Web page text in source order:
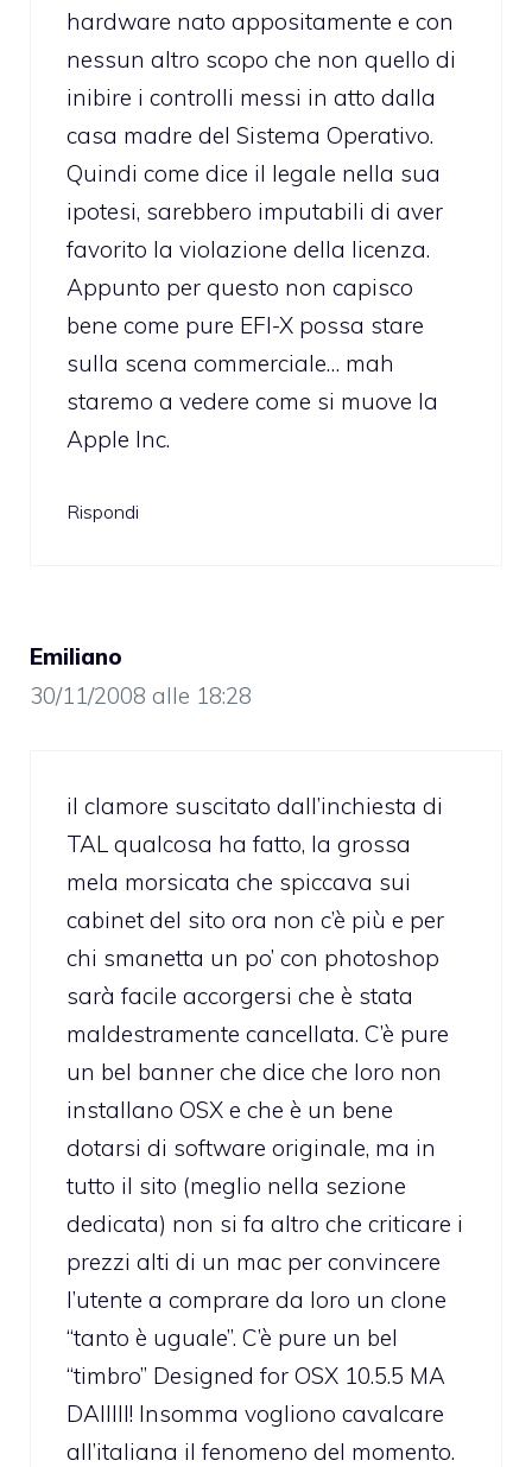
hardware nato appositamente e con
nessun altro scopo che non quello di
inibire i controlli messi in atto dalla
casa madre del Sistema Operativo.
Quindi come dice il legale nella sua
ipotesi, sarebbero imputabili di aver
favorito la violazione della licenza.
Appunto per questo non capisco
bene come pure EFI-X possa stare
sulla scena commerciale… mah
staremo a vedere come si muove la
Apple Inc.
Rispondi
Emiliano
30/11/2008 alle 18:28
il clamore suscitato dall’inchiesta di
TAL qualcosa ha fatto, la grossa
mela morsicata che spiccava sui
cabinet del sito ora non c’è più e per
chi smanetta un po’ con photoshop
sarà facile accorgersi che è stata
maldestramente cancellata. C’è pure
un bel banner che dice che loro non
installano OSX e che è un bene
dotarsi di software originale, ma in
tutto il sito (meglio nella sezione
dedicata) non si fa altro che criticare i
prezzi alti di un mac per convincere
l’utente a comprare da loro un clone
“tanto è uguale”. C’è pure un bel
“timbro” Designed for OSX 10.5.5 MA
DAIIIII! Insomma vogliono cavalcare
all’italiana il fenomeno del momento.